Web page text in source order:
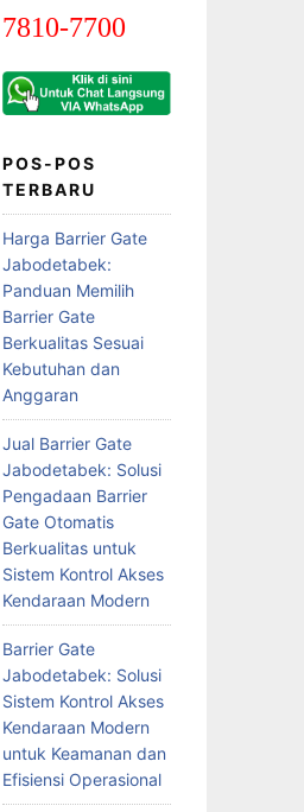
7810-7700
POS-POS
TERBARU
Harga Barrier Gate
Jabodetabek:
Panduan Memilih
Barrier Gate
Berkualitas Sesuai
Kebutuhan dan
Anggaran
Jual Barrier Gate
Jabodetabek: Solusi
Pengadaan Barrier
Gate Otomatis
Berkualitas untuk
Sistem Kontrol Akses
Kendaraan Modern
Barrier Gate
Jabodetabek: Solusi
Sistem Kontrol Akses
Kendaraan Modern
untuk Keamanan dan
Efisiensi Operasional